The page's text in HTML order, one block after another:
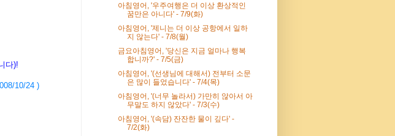
다)!
10/24 )
아침영어, '우주여행은 더 이상 환상적인
꿈만은 아니다' - 7/9(화)
아침영어, '제니는 더 이상 공항에서 일하
지 않는다' - 7/8(월)
금요아침영어, '당신은 지금 얼마나 행복
합니까?' - 7/5(금)
아침영어, '(선생님에 대해서) 전부터 소문
은 많이 들었습니다' - 7/4(목)
아침영어, '(너무 놀라서) 가만히 않아서 아
무말도 하지 않았다' - 7/3(수)
아침영어, '(속담) 잔잔한 물이 깊다' -
7/2(화)